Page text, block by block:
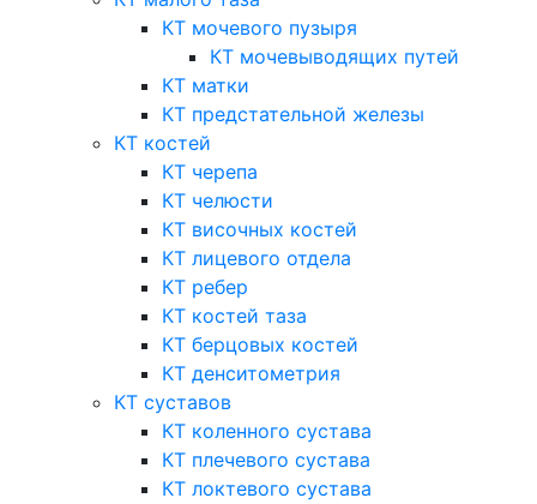
КТ мочевого пузыря
КТ мочевыводящих путей
КТ матки
КТ предстательной железы
КТ костей
КТ черепа
КТ челюсти
КТ височных костей
КТ лицевого отдела
КТ ребер
КТ костей таза
КТ берцовых костей
КТ денситометрия
КТ суставов
КТ коленного сустава
КТ плечевого сустава
КТ локтевого сустава